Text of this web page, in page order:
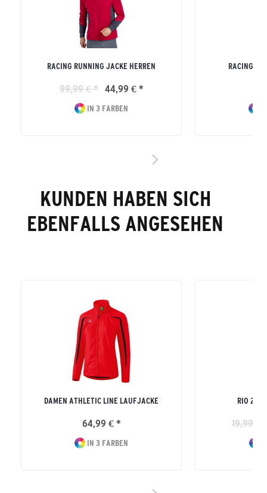
RACING RUNNING JACKE HERREN
99,99 € * 44,99 € *
IN 3 FARBEN
RACING
KUNDEN HABEN SICH
EBENFALLS ANGESEHEN
DAMEN ATHLETIC LINE LAUFJACKE
64,99 € *
IN 3 FARBEN
RIO 2.0
19,99 € *